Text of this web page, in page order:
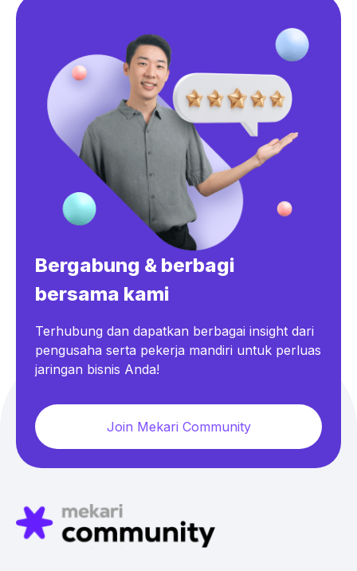
Bergabung & berbagi
bersama kami
Terhubung dan dapatkan berbagai insight dari
pengusaha serta pekerja mandiri untuk perluas
jaringan bisnis Anda!
Join Mekari Community